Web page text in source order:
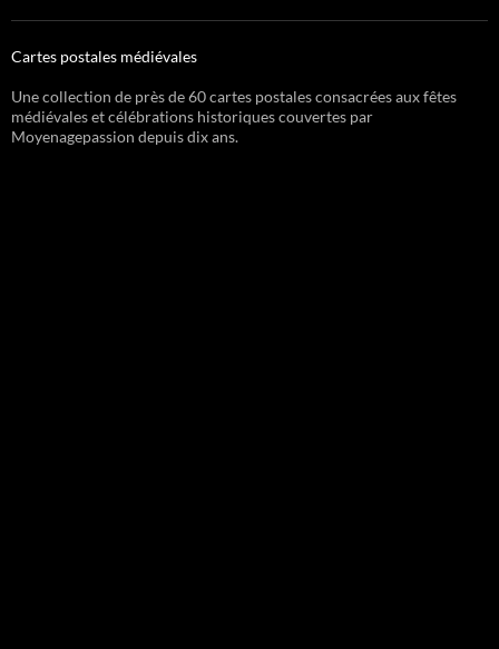
Cartes postales médiévales
Une collection de près de 60 cartes postales consacrées aux fêtes
médiévales et célébrations historiques couvertes par
Moyenagepassion depuis dix ans.